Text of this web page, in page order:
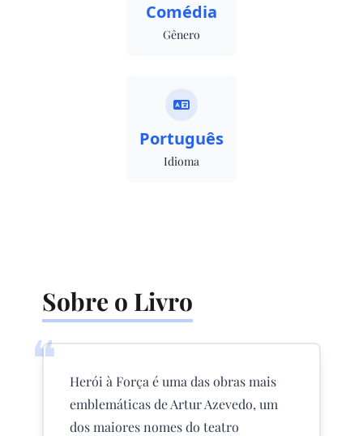
Comédia
Gênero
Português
Idioma
Sobre o Livro
❝
Herói à Força é uma das obras mais
emblemáticas de Artur Azevedo, um
dos maiores nomes do teatro